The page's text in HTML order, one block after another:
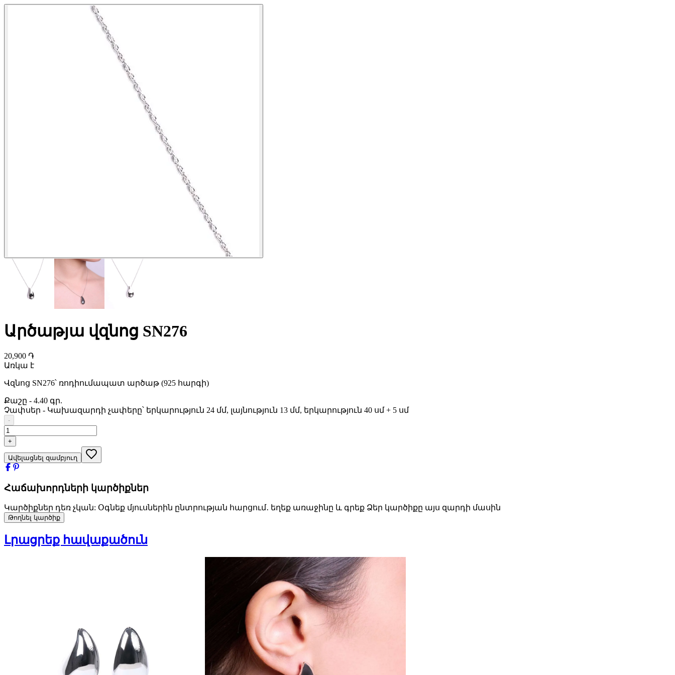
Արծաթյա վզնոց SN276
20,900 ֏
Առկա է
Վզնոց SN276՝ ռոդիումապատ արծաթ (925 հարգի)
Քաշը - 4.40 գր.
Չափսեր - Կախազարդի չափերը՝ երկարություն 24 մմ, լայնություն 13 մմ, երկարություն 40 սմ + 5 սմ
-
+
Ավելացնել զամբյուղ
Հաճախորդների կարծիքներ
Կարծիքներ դեռ չկան: Օգնեք մյուսներին ընտրության հարցում․ եղեք առաջինը և գրեք Ձեր կարծիքը այս զարդի մասին
Թողնել կարծիք
Լրացրեք հավաքածուն